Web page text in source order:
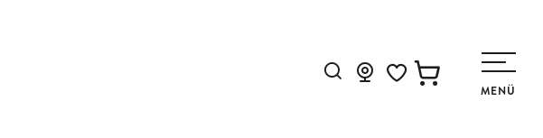
MENÜ